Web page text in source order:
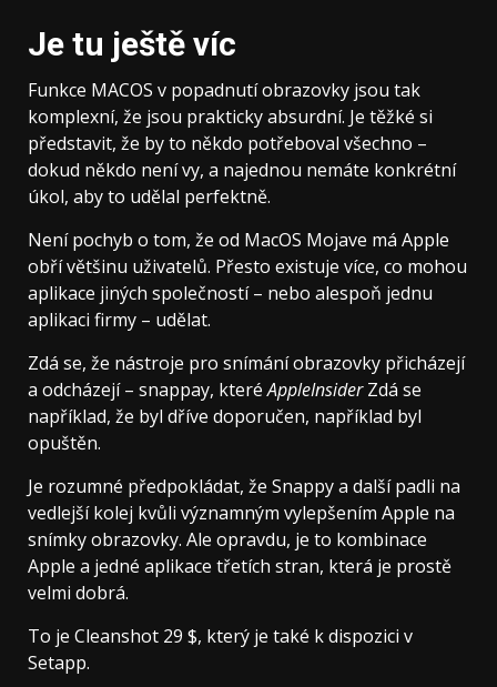
Je tu ještě víc
Funkce MACOS v popadnutí obrazovky jsou tak
komplexní, že jsou prakticky absurdní. Je těžké si
představit, že by to někdo potřeboval všechno –
dokud někdo není vy, a najednou nemáte konkrétní
úkol, aby to udělal perfektně.
Není pochyb o tom, že od MacOS Mojave má Apple
obří většinu uživatelů. Přesto existuje více, co mohou
aplikace jiných společností – nebo alespoň jednu
aplikaci firmy – udělat.
Zdá se, že nástroje pro snímání obrazovky přicházejí
a odcházejí – snappay, kteréAppleInsiderZdá se
například, že byl dříve doporučen, například byl
opuštěn.
Je rozumné předpokládat, že Snappy a další padli na
vedlejší kolej kvůli významným vylepšením Apple na
snímky obrazovky. Ale opravdu, je to kombinace
Apple a jedné aplikace třetích stran, která je prostě
velmi dobrá.
To je Cleanshot 29 $, který je také k dispozici v
Setapp.